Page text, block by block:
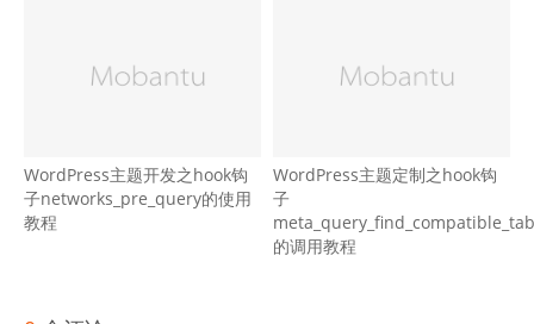
WordPress主题开发之hook钩
子networks_pre_query的使用
教程
WordPress主题定制之hook钩
子
的调用教程